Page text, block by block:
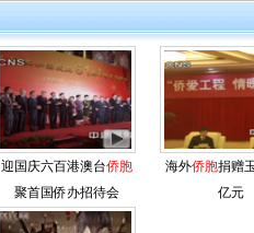
迎国庆六百港澳台侨胞
聚首国侨办招待会
海外侨胞捐赠
亿元